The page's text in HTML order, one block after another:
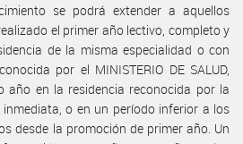
se podrá extender a aquellos
el primer año lectivo, completo y
de la misma especialidad o con
por el MINISTERIO DE SALUD,
año en la residencia reconocida por la
o en un período inferior a los
desde la promoción de primer año. Un